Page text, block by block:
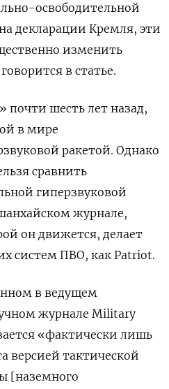
освободительной
декларации Кремля, эти
изменить
в статье.
почти шесть лет назад,
в мире
ракетой. Однако
сравнить
гиперзвуковой
журнале,
он движется, делает
систем ПВО, как Patriot.
в ведущем
журнале Military
«фактически лишь
версией тактической
[наземного